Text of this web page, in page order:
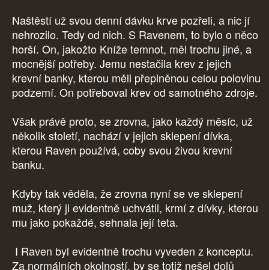
Naštěstí už svou denní dávku krve pozřeli, a nic jí
nehrozilo. Tedy od nich. S Ravenem, to bylo o něco
horší. On, jakožto Kníže temnot, měl trochu jiné, a
mocnější potřeby. Jemu nestačila krev z jejich
krevní banky, kterou měli přeplněnou celou polovinu
podzemí. On potřeboval krev od samotného zdroje.
Však právě proto, se zrovna, jako každý měsíc, už
několik století, nachází v jejich sklepení dívka,
kterou Raven používá, coby svou živou krevní
banku.
Kdyby tak věděla, že zrovna nyní se ve sklepení
muž, který ji evidentně uchvátil, krmí z dívky, kterou
mu jako pokaždé, sehnala její teta.
I Raven byl evidentně trochu vyveden z konceptu.
Za normálních okolností, by se totiž nešel dolů